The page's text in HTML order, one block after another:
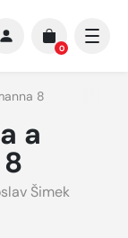
0
8
a
Šimek